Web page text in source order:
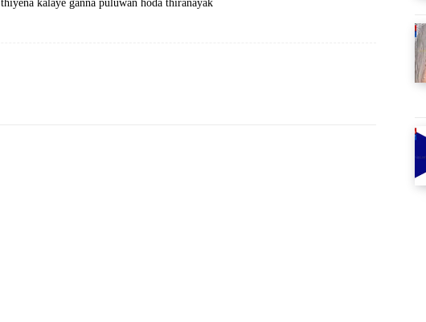
kalaye ganna puluwan hoda thiranayak